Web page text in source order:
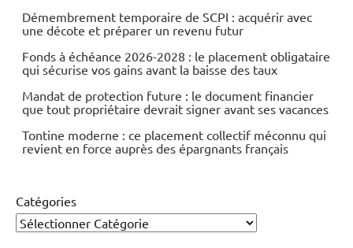
Démembrement temporaire de SCPI : acquérir avec
une décote et préparer un revenu futur
Fonds à échéance 2026-2028 : le placement obligataire
qui sécurise vos gains avant la baisse des taux
Mandat de protection future : le document financier
que tout propriétaire devrait signer avant ses vacances
Tontine moderne : ce placement collectif méconnu qui
revient en force auprès des épargnants français
Catégories